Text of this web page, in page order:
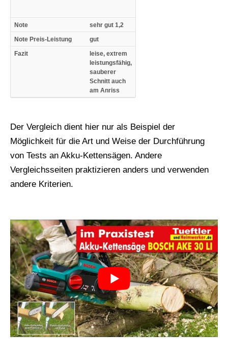
Note
sehr gut 1,2
Note Preis-Leistung
gut
Fazit
leise, extrem
leistungsfähig,
sauberer
Schnitt auch
am Anriss
Der Vergleich dient hier nur als Beispiel der
Möglichkeit für die Art und Weise der Durchführung
von Tests an Akku-Kettensägen. Andere
Vergleichsseiten praktizieren anders und verwenden
andere Kriterien.